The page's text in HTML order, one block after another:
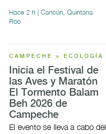
Hace 2 h | Cancún, Quintana
Roo
CAMPECHE > ECOLOGÍA
Inicia el Festival de
las Aves y Maratón
El Tormento Balam
Beh 2026 de
Campeche
El evento se lleva a cabo del